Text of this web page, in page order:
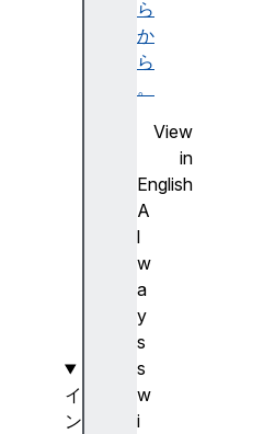
ら
か
ら
。
View
in
English
A
l
w
a
y
s
s
w
i
イ
ン